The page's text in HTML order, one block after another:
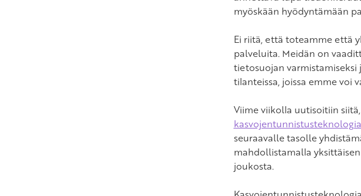
myöskään hyödyntämään
Ei riitä, että toteamme että
palveluita. Meidän on
tietosuojan
tilanteissa, joissa emme voi
Viime viikolla uutisoitiin
seuraavalle tasolle
mahdollistamalla
joukosta.